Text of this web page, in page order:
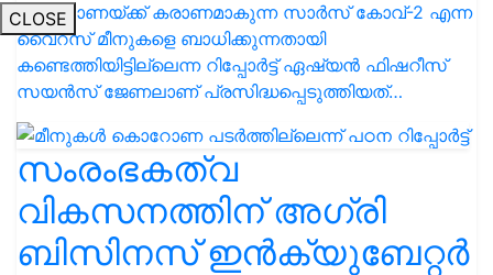
CLOSE
കൊറോണയ്ക്ക് കരാണമാകുന്ന സാര്‍സ് കോവ്-2 എന്ന
വൈറസ് മീനുകളെ ബാധിക്കുന്നതായി
കണ്ടെത്തിയിട്ടില്ലെന്ന റിപ്പോര്‍ട്ട് ഏഷ്യന്‍ ഫിഷറീസ്
സയന്‍സ് ജേണലാണ് പ്രസിദ്ധപ്പെടുത്തിയത്…
സംരംഭകത്വ
വികസനത്തിന് അഗ്രി
ബിസിനസ് ഇന്‍ക്യുബേറ്റര്‍